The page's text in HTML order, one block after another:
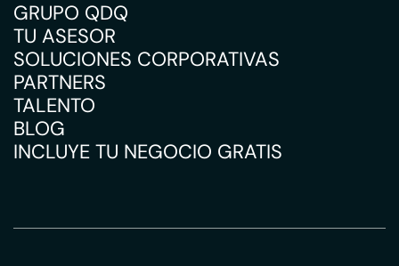
GRUPO QDQ
TU ASESOR
SOLUCIONES CORPORATIVAS
PARTNERS
TALENTO
BLOG
INCLUYE TU NEGOCIO GRATIS